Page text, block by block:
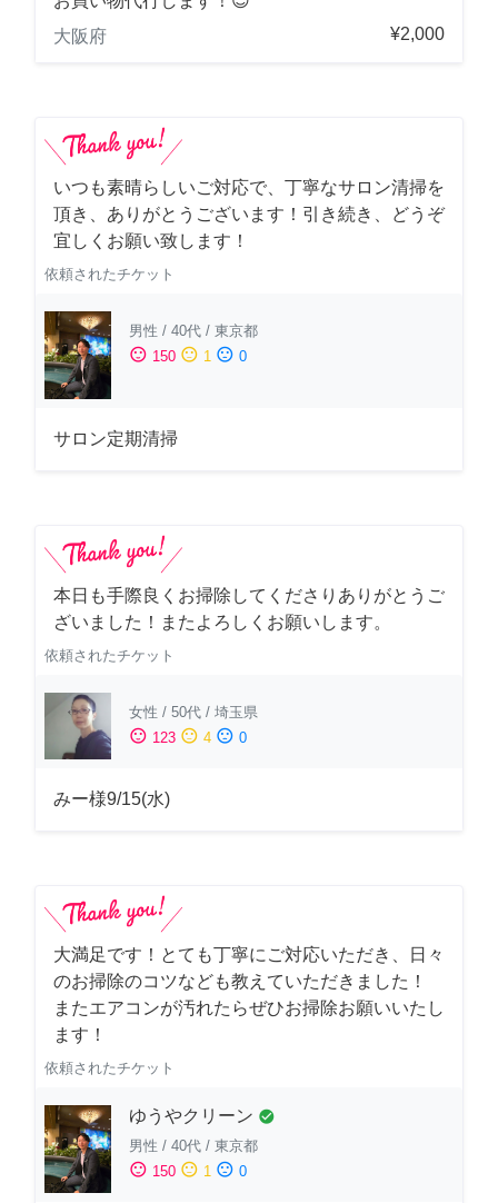
大阪府
¥2,000
いつも素晴らしいご対応で、丁寧なサロン清掃を
頂き、ありがとうございます！引き続き、どうぞ
宜しくお願い致します！
依頼されたチケット
男性 / 40代 / 東京都
sentiment_satisfied 150 sentiment_neutral 1 sentiment_dissatisfied 0
サロン定期清掃
本日も手際良くお掃除してくださりありがとうご
ざいました！またよろしくお願いします。
依頼されたチケット
女性 / 50代 / 埼玉県
sentiment_satisfied 123 sentiment_neutral 4 sentiment_dissatisfied 0
みー様9/15(水)
大満足です！とても丁寧にご対応いただき、日々
のお掃除のコツなども教えていただきました！
またエアコンが汚れたらぜひお掃除お願いいたし
ます！
依頼されたチケット
ゆうやクリーン check_circle
男性 / 40代 / 東京都
sentiment_satisfied 150 sentiment_neutral 1 sentiment_dissatisfied 0